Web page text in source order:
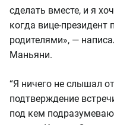
сделать вместе, и я
когда вице-
родителями», —
Маньяни.
“Я ничего не слышал
подтверждение
под кем